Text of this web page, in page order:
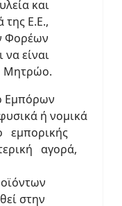
και
της Ε.Ε.,
Φορέων
να είναι
Μητρώο.
Εμπόρων
ή νομικά
εμπορικής
αγορά,
στην